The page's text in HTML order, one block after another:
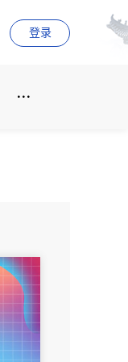
登录